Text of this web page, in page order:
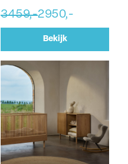
3459,-2950,-
Bekijk